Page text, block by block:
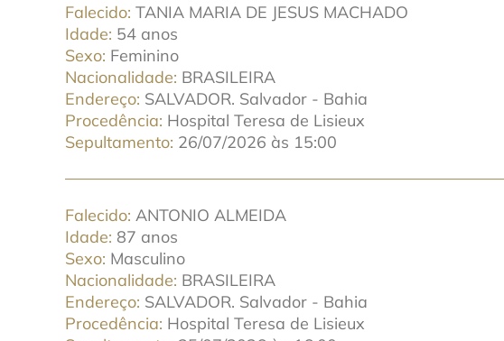
Falecido TANIA MARIA DE JESUS MACHADO
Idade 54 anos
Sexo Feminino
Nacionalidade BRASILEIRA
Endereço SALVADOR. Salvador - Bahia
Procedência Hospital Teresa de Lisieux
Sepultamento 26/07/2026 às 15:00
Falecido ANTONIO ALMEIDA
Idade 87 anos
Sexo Masculino
Nacionalidade BRASILEIRA
Endereço SALVADOR. Salvador - Bahia
Procedência Hospital Teresa de Lisieux